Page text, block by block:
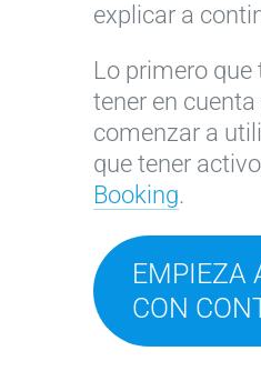
explicar a
Lo primero que
tener en
comenzar a
que tener activo
Booking.
EMPIEZA
CON